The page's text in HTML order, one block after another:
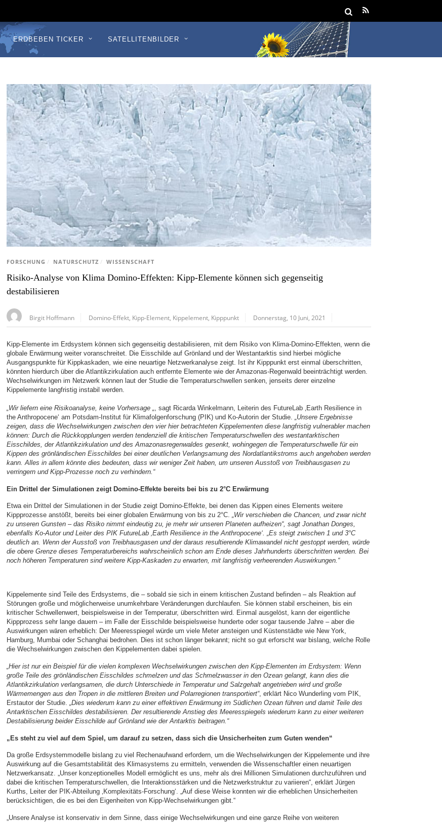
ERDBEBEN TICKER SATELLITENBILDER
FORSCHUNG / NATURSCHUTZ / WISSENSCHAFT
Risiko-Analyse von Klima Domino-Effekten: Kipp-Elemente können sich gegenseitig
destabilisieren
Birgit Hoffmann Domino-Effekt Kipp-Element Kippelement Kipppunkt Donnerstag, 10 Juni, 2021
Kipp-Elemente im Erdsystem können sich gegenseitig destabilisieren, mit dem Risiko von Klima-Domino-Effekten, wenn die
globale Erwärmung weiter voranschreitet. Die Eisschilde auf Grönland und der Westantarktis sind hierbei mögliche
Ausgangspunkte für Kippkaskaden, wie eine neuartige Netzwerkanalyse zeigt. Ist ihr Kipppunkt erst einmal überschritten,
könnten hierdurch über die Atlantikzirkulation auch entfernte Elemente wie der Amazonas-Regenwald beeinträchtigt werden.
Wechselwirkungen im Netzwerk können laut der Studie die Temperaturschwellen senken, jenseits derer einzelne
Kippelemente langfristig instabil werden.
„Wir liefern eine Risikoanalyse, keine Vorhersage „, sagt Ricarda Winkelmann, Leiterin des FutureLab ‚Earth Resilience in
the Anthropocene‘ am Potsdam-Institut für Klimafolgenforschung (PIK) und Ko-Autorin der Studie.„Unsere Ergebnisse
zeigen, dass die Wechselwirkungen zwischen den vier hier betrachteten Kippelementen diese langfristig vulnerabler machen
können: Durch die Rückkopplungen werden tendenziell die kritischen Temperaturschwellen des westantarktischen
Eisschildes, der Atlantikzirkulation und des Amazonasregenwaldes gesenkt, wohingegen die Temperaturschwelle für ein
Kippen des grönländischen Eisschildes bei einer deutlichen Verlangsamung des Nordatlantikstroms auch angehoben werden
kann. Alles in allem könnte dies bedeuten, dass wir weniger Zeit haben, um unseren Ausstoß von Treibhausgasen zu
verringern und Kipp-Prozesse noch zu verhindern.“
Ein Drittel der Simulationen zeigt Domino-Effekte bereits bei bis zu 2°C Erwärmung
Etwa ein Drittel der Simulationen in der Studie zeigt Domino-Effekte, bei denen das Kippen eines Elements weitere
Kippprozesse anstößt, bereits bei einer globalen Erwärmung von bis zu 2°C.„Wir verschieben die Chancen, und zwar nicht
zu unseren Gunsten – das Risiko nimmt eindeutig zu, je mehr wir unseren Planeten aufheizen“, sagt Jonathan Donges,
ebenfalls Ko-Autor und Leiter des PIK FutureLab ‚Earth Resilience in the Anthropocene‘. „Es steigt zwischen 1 und 3°C
deutlich an. Wenn der Ausstoß von Treibhausgasen und der daraus resultierende Klimawandel nicht gestoppt werden, würde
die obere Grenze dieses Temperaturbereichs wahrscheinlich schon am Ende dieses Jahrhunderts überschritten werden. Bei
noch höheren Temperaturen sind weitere Kipp-Kaskaden zu erwarten, mit langfristig verheerenden Auswirkungen.“
Kippelemente sind Teile des Erdsystems, die – sobald sie sich in einem kritischen Zustand befinden – als Reaktion auf
Störungen große und möglicherweise unumkehrbare Veränderungen durchlaufen. Sie können stabil erscheinen, bis ein
kritischer Schwellenwert, beispielsweise in der Temperatur, überschritten wird. Einmal ausgelöst, kann der eigentliche
Kippprozess sehr lange dauern – im Falle der Eisschilde beispielsweise hunderte oder sogar tausende Jahre – aber die
Auswirkungen wären erheblich: Der Meeresspiegel würde um viele Meter ansteigen und Küstenstädte wie New York,
Hamburg, Mumbai oder Schanghai bedrohen. Dies ist schon länger bekannt; nicht so gut erforscht war bislang, welche Rolle
die Wechselwirkungen zwischen den Kippelementen dabei spielen.
„Hier ist nur ein Beispiel für die vielen komplexen Wechselwirkungen zwischen den Kipp-Elementen im Erdsystem: Wenn
große Teile des grönländischen Eisschildes schmelzen und das Schmelzwasser in den Ozean gelangt, kann dies die
Atlantikzirkulation verlangsamen, die durch Unterschiede in Temperatur und Salzgehalt angetrieben wird und große
Wärmemengen aus den Tropen in die mittleren Breiten und Polarregionen transportiert“, erklärt Nico Wunderling vom PIK,
Erstautor der Studie.„Dies wiederum kann zu einer effektiven Erwärmung im Südlichen Ozean führen und damit Teile des
Antarktischen Eisschildes destabilisieren. Der resultierende Anstieg des Meeresspiegels wiederum kann zu einer weiteren
Destabilisierung beider Eisschilde auf Grönland wie der Antarktis beitragen.“
„Es steht zu viel auf dem Spiel, um darauf zu setzen, dass sich die Unsicherheiten zum Guten wenden“
Da große Erdsystemmodelle bislang zu viel Rechenaufwand erfordern, um die Wechselwirkungen der Kippelemente und ihre
Auswirkung auf die Gesamtstabilität des Klimasystems zu ermitteln, verwenden die Wissenschaftler einen neuartigen
Netzwerkansatz. „Unser konzeptionelles Modell ermöglicht es uns, mehr als drei Millionen Simulationen durchzuführen und
dabei die kritischen Temperaturschwellen, die Interaktionsstärken und die Netzwerkstruktur zu variieren“, erklärt Jürgen
Kurths, Leiter der PIK-Abteilung ‚Komplexitäts-Forschung‘. „Auf diese Weise konnten wir die erheblichen Unsicherheiten
berücksichtigen, die es bei den Eigenheiten von Kipp-Wechselwirkungen gibt.“
„Unsere Analyse ist konservativ in dem Sinne, dass einige Wechselwirkungen und eine ganze Reihe von weiteren